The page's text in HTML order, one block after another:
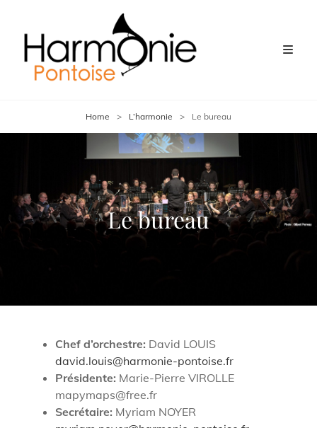
Home > L’harmonie > Le bureau
Le bureau
Chef d’orchestre: David LOUIS
david.louis@harmonie-pontoise.fr
Présidente: Marie-Pierre VIROLLE
mapymaps@free.fr
Secrétaire: Myriam NOYER